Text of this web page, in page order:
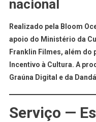
nacional
Realizado pela Bloom
apoio do Ministério da
Franklin Filmes, além do
Incentivo à Cultura. A
Graúna Digital e da
Serviço —